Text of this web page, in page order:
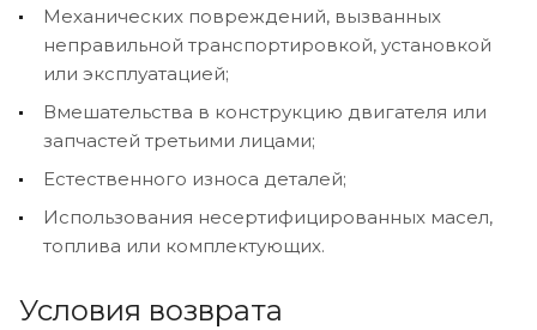
Механических повреждений, вызванных
неправильной транспортировкой, установкой
или эксплуатацией;
Вмешательства в конструкцию двигателя или
запчастей третьими лицами;
Естественного износа деталей;
Использования несертифицированных масел,
топлива или комплектующих.
Условия возврата